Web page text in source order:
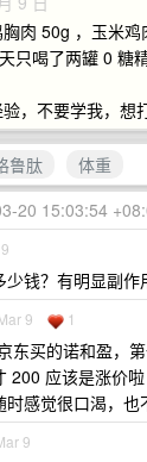
肉 50g ，玉米鸡
只喝了两罐 0 糖
，不要学我，想
鲁肽
体重
20 15:03:54
钱？有明显副作
9 1
东买的诺和盈，
200 应该是涨价啦
时感觉很口渴，
9